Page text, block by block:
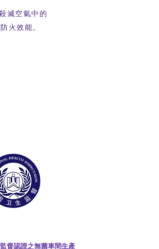
滅空氣中的
火效能。
督認證之無菌車間生產